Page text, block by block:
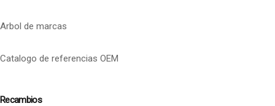
Arbol de marcas
Catalogo de referencias OEM
Recambios